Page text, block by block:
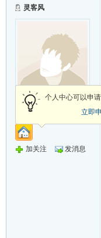
灵客风
新手上路
个人中心可以申
立即
加关注 发消息